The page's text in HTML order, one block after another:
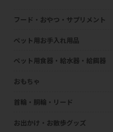
フード・おやつ・サプリメント
ペット用お手入れ用品
ペット用食器・給水器・給餌器
おもちゃ
首輪・胴輪・リード
お出かけ・お散歩グッズ